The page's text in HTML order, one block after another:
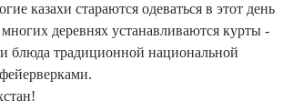
казахи стараются одеваться в этот день
деревнях устанавливаются курты -
блюда традиционной национальной